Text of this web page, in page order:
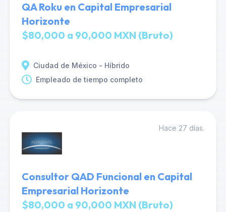
QA Roku en Capital Empresarial
Horizonte
$80,000 a 90,000 MXN (Bruto)
Ciudad de México - Híbrido
Empleado de tiempo completo
Hace 27 días.
Consultor QAD Funcional en Capital
Empresarial Horizonte
$80,000 a 90,000 MXN (Bruto)